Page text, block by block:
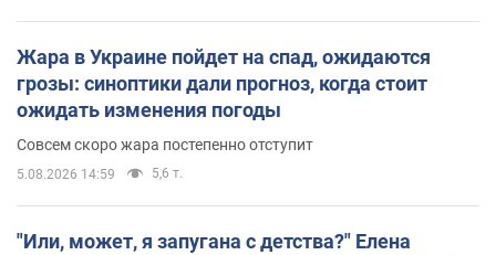
Жара в Украине пойдет на спад, ожидаются
грозы: синоптики дали прогноз, когда стоит
ожидать изменения погоды
Совсем скоро жара постепенно отступит
5.08.2026 14:59 5,6 т.
"Или, может, я запугана с детства?" Елена